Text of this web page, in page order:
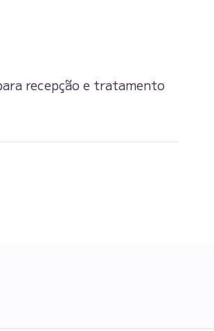
recepção e tratamento